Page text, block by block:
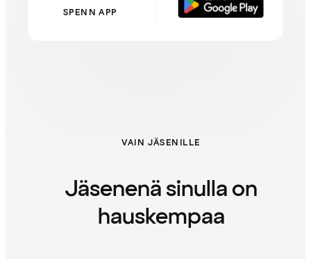
SPENN APP
VAIN JÄSENILLE
Jäsenenä sinulla on
hauskempaa